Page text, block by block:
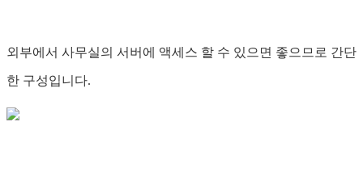
외부에서 사무실의 서버에 액세스 할 수 있으면 좋으므로 간단
한 구성입니다.